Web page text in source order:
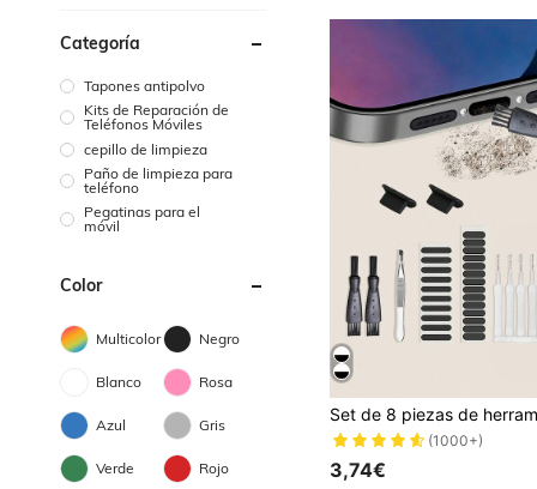
Categoría
Tapones antipolvo
Kits de Reparación de
Teléfonos Móviles
cepillo de limpieza
Paño de limpieza para
teléfono
Pegatinas para el
móvil
Color
Multicolor Negro
Blanco Rosa
Azul Gris
Verde Rojo
(1000+)
3,74€